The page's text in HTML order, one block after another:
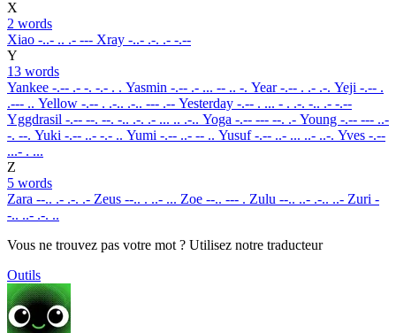
X
2 words
Xiao -..- .. .- --- Xray -..- .-. .- -.--
Y
13 words
Yankee -.-- .- -. -.- . . Yasmin -.-- .- ... -- .. -. Year-.-- . .- .-. Yeji -.-- .
.--- .. Yellow -.-- . .-.. .-.. --- .-- Yesterday -.-- . ... - . .-. -.. .- -.--
Yggdrasil -.-- --. --. -.. .-. .- ... .. .-.. Yoga -.-- --- --. .- Young -.-- --- ..-
-. --. Yuki -.-- ..- -.- .. Yumi -.-- ..- -- .. Yusuf-.-- ..- ... ..- ..-. Yves -.--
...- . ...
Z
5 words
Zara --.. .- .-. .- Zeus --.. . ..- ... Zoe --.. --- . Zulu --.. ..- .-.. ..- Zuri -
-.. ..- .-. ..
Vous ne trouvez pas votre mot ? Utilisez notre traducteur
Outils